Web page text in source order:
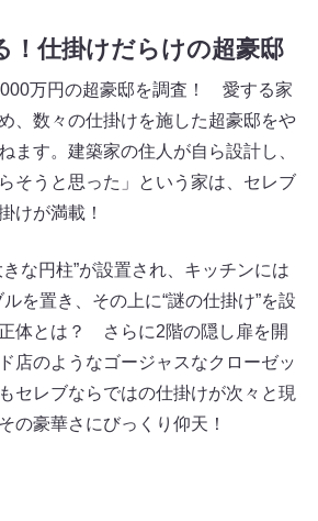
！仕掛けだらけの超豪邸
万円の超豪邸を調査！ 愛する家
、数々の仕掛けを施した超豪邸をや
ます。建築家の住人が自ら設計し、
そうと思った」という家は、セレブ
けが満載！
な円柱”が設置され、キッチンには
を置き、その上に“謎の仕掛け”を設
体とは？ さらに2階の隠し扉を開
店のようなゴージャスなクローゼッ
セレブならではの仕掛けが次々と現
の豪華さにびっくり仰天！